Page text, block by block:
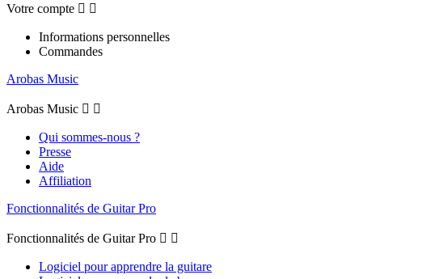
Votre compte  
Informations personnelles
Commandes
Arobas Music
Arobas Music  
Qui sommes-nous ?
Presse
Aide
Affiliation
Fonctionnalités de Guitar Pro
Fonctionnalités de Guitar Pro  
Logiciel pour apprendre la guitare